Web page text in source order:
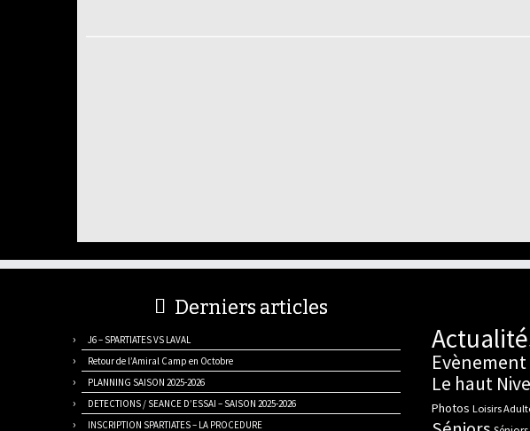
Derniers articles
J6 – SPARTIATES VS LAVAL
Retour de l’Amiral Camp en Octobre
PLANNING SAISON 2025-2026
DETECTIONS / SEANCE D’ESSAI – SAISON 2025-2026
INSCRIPTION SPARTIATES – LA PROCEDURE
Evènement
Le haut
Photos Loisirs